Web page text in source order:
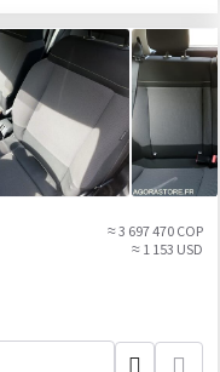
≈ 3 697 470 COP
≈ 1 153 USD